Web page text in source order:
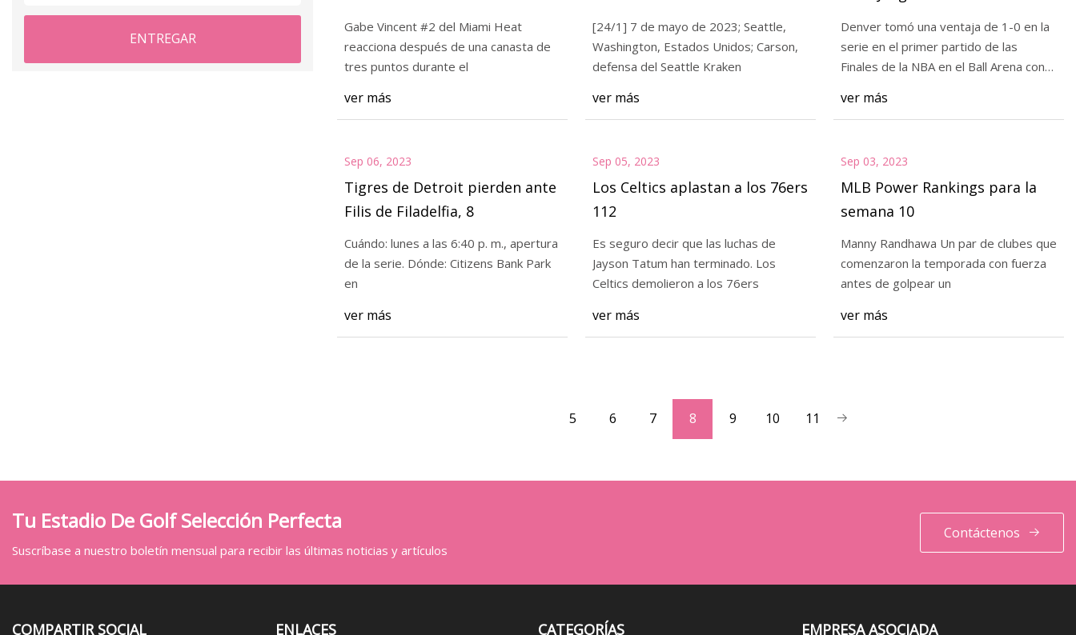
ENTREGAR
Gabe Vincent #2 del Miami Heat
reacciona después de una canasta de
tres puntos durante el
ver más
[24/1] 7 de mayo de 2023; Seattle,
Washington, Estados Unidos; Carson,
defensa del Seattle Kraken
ver más
la NBA para establecer un
marcador en la fortaleza Ball
Arena
Denver tomó una ventaja de 1-0 en la
serie en el primer partido de las
Finales de la NBA en el Ball Arena con
ver más
Sep 06, 2023
Tigres de Detroit pierden ante
Filis de Filadelfia, 8
Cuándo: lunes a las 6:40 p. m., apertura
de la serie. Dónde: Citizens Bank Park
en
ver más
Sep 05, 2023
Los Celtics aplastan a los 76ers
112
Es seguro decir que las luchas de
Jayson Tatum han terminado. Los
Celtics demolieron a los 76ers
ver más
Sep 03, 2023
MLB Power Rankings para la
semana 10
Manny Randhawa Un par de clubes que
comenzaron la temporada con fuerza
antes de golpear un
ver más
5 6 7 8 9 10 11
Tu Estadio De Golf Selección Perfecta
Suscríbase a nuestro boletín mensual para recibir las últimas noticias y artículos
Contáctenos
COMPARTIR SOCIAL ENLACES CATEGORÍAS EMPRESA ASOCIADA